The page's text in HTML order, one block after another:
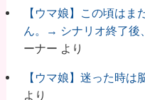
【ウマ娘】この頃はま
ん。→ シナリオ終了後
ーナー より
【ウマ娘】迷った時は
より